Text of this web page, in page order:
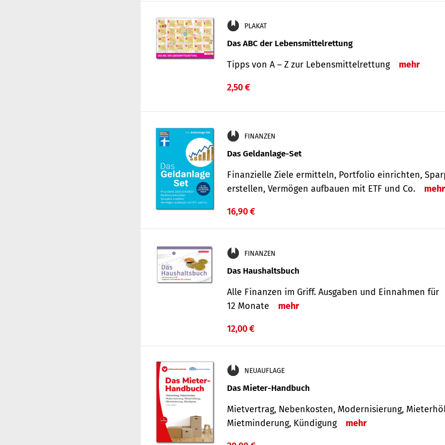
PLAKAT
Das ABC der Lebensmittelrettung
Tipps von A – Z zur Lebensmittelrettung mehr
2,50 €
FINANZEN
Das Geldanlage-Set
Finanzielle Ziele ermitteln, Portfolio einrichten,
erstellen, Vermögen aufbauen mit ETF und Co.
mehr
16,90 €
FINANZEN
Das Haushaltsbuch
Alle Finanzen im Griff. Aus­gaben und Ein­nahmen für
12 Monate
mehr
12,00 €
NEUAUFLAGE
Das Mieter-Handbuch
Mietvertrag, Nebenkosten, Modernisierung,
Mietminderung, Kündigung
mehr